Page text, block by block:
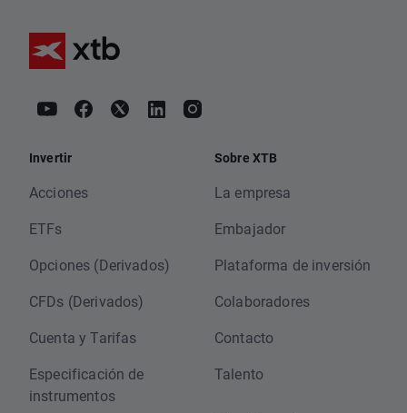
Invertir
Acciones
ETFs
Opciones (Derivados)
CFDs (Derivados)
Cuenta y Tarifas
Especificación de
instrumentos
Sobre XTB
La empresa
Embajador
Plataforma de inversión
Colaboradores
Contacto
Talento